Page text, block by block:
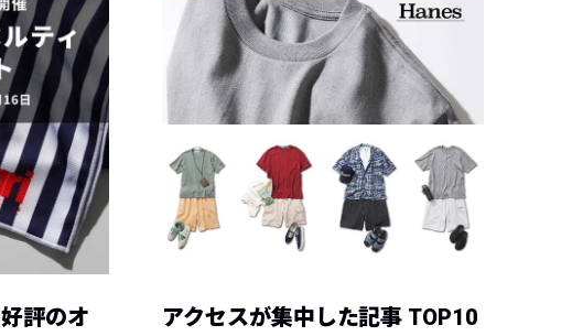
評のオ
アクセスが集中した記事 TOP10